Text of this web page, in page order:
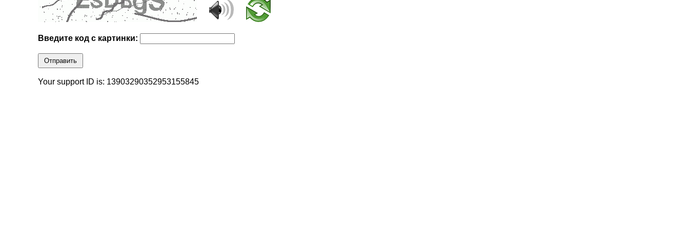
Введите код с картинки:
Отправить
Your support ID is: 13903290352953155845